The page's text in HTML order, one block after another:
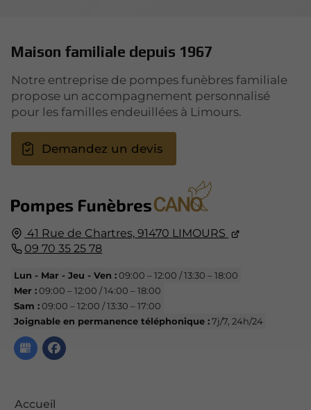
41 Rue de Chartres, 91470 LIMOURS
09 70 35 25 78
Lun - Mar - Jeu - Ven :09:00 – 12:00 / 13:30 – 18:00
Mer :09:00 – 12:00 / 14:00 – 18:00
Sam :09:00 – 12:00 / 13:30 – 17:00
Joignable en permanence téléphonique :7j/7, 24h/24
Accueil
Maison familiale depuis 1967
Notre entreprise de pompes funèbres familiale
propose un accompagnement personnalisé
pour les familles endeuillées à Limours.
Demandez un devis